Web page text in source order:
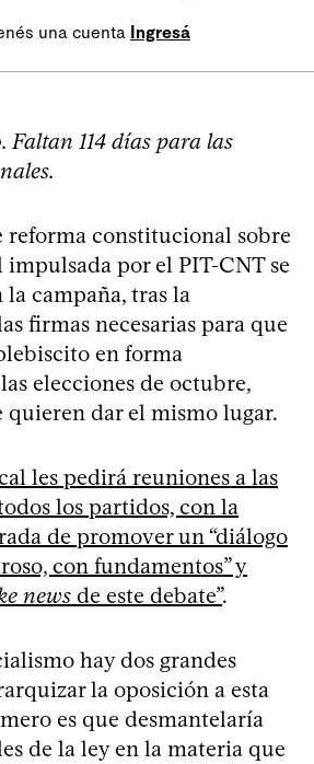
una cuenta Ingresá
Faltan 114 días para las
reforma constitucional sobre
impulsada por el PIT-CNT se
campaña, tras la
firmas necesarias para que
en forma
elecciones de octubre,
quieren dar el mismo lugar.
les pedirá reuniones a las
los partidos, con la
de promover un “diálogo
con fundamentos” y
news de este debate”.
hay dos grandes
la oposición a esta
es que desmantelaría
de la ley en la materia que